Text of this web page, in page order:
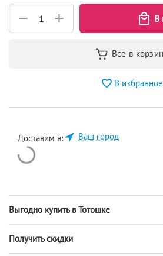
+
−
В избранное
Доставим в: Ваш город
Выгодно купить в Тотошке
Получить скидки